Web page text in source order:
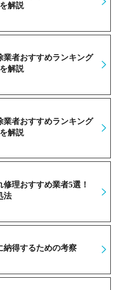
解説
業者おすすめランキング
解説
業者おすすめランキング
解説
理おすすめ業者5選！
法
納得するための考察